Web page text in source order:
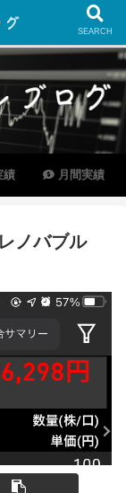
績 月間実績
ノバブル
SEARCH